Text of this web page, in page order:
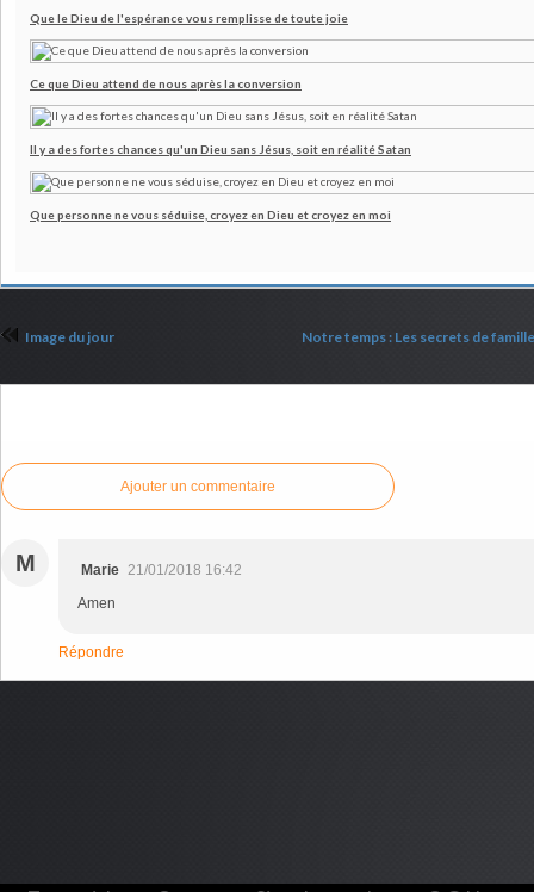
Que le Dieu de l'espérance vous remplisse de toute joie
Ce que Dieu attend de nous après la conversion
Il y a des fortes chances qu'un Dieu sans Jésus, soit en réalité Satan
Que personne ne vous séduise, croyez en Dieu et croyez en moi
Image du jour Notre temps : Les secrets de
Ajouter un commentaire
M Marie 21/01/2018 16:42
Amen
Répondre